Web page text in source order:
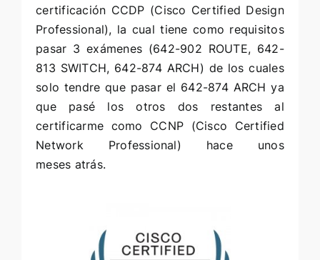
certificación CCDP (Cisco Certified Design
Professional), la cual tiene como requisitos
pasar 3 exámenes (642-902 ROUTE, 642-
813 SWITCH, 642-874 ARCH) de los cuales
solo tendre que pasar el 642-874 ARCH ya
que pasé los otros dos restantes al
certificarme como CCNP (Cisco Certified
Network Professional) hace unos
meses atrás.